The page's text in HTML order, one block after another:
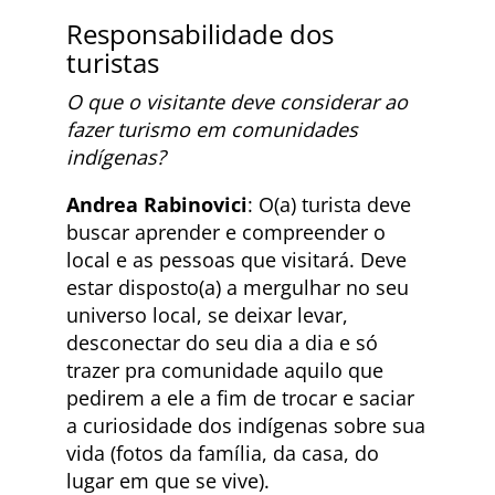
Responsabilidade dos
turistas
O que o visitante deve considerar ao
fazer turismo em comunidades
indígenas?
Andrea Rabinovici: O(a) turista deve
buscar aprender e compreender o
local e as pessoas que visitará. Deve
estar disposto(a) a mergulhar no seu
universo local, se deixar levar,
desconectar do seu dia a dia e só
trazer pra comunidade aquilo que
pedirem a ele a fim de trocar e saciar
a curiosidade dos indígenas sobre sua
vida (fotos da família, da casa, do
lugar em que se vive).